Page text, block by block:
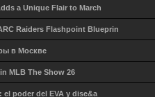
a Unique Flair to March
Raiders Flashpoint Blueprin
в Москве
MLB The Show 26
poder del EVA y dise&a